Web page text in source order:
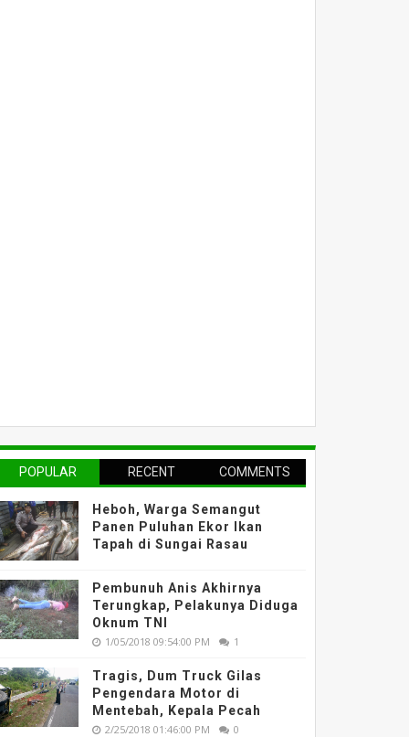
POPULAR RECENT COMMENTS
Heboh, Warga Semangut
Panen Puluhan Ekor Ikan
Tapah di Sungai Rasau
Pembunuh Anis Akhirnya
Terungkap, Pelakunya Diduga
Oknum TNI
1/05/2018 09:54:00 PM 1
Tragis, Dum Truck Gilas
Pengendara Motor di
Mentebah, Kepala Pecah
2/25/2018 01:46:00 PM 0